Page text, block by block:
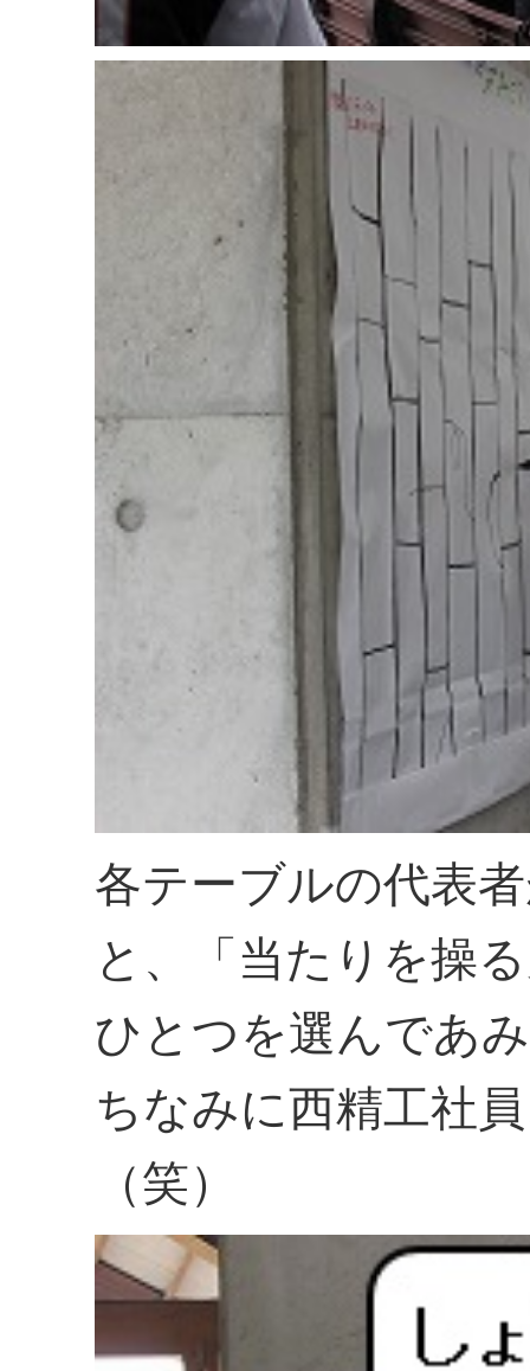
各テーブルの代表
と、「当たりを操
ひとつを選んであ
ちなみに西精工社
（笑）